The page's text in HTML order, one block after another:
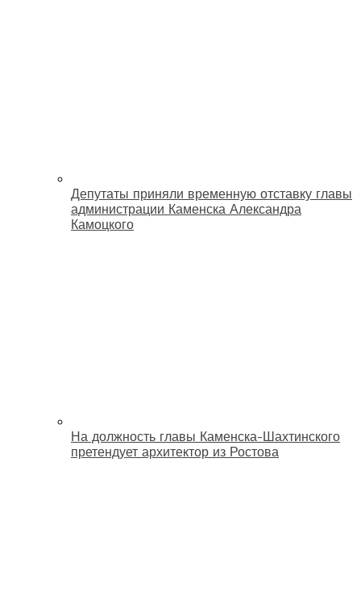
Депутаты приняли временную отставку главы
администрации Каменска Александра
Камоцкого
На должность главы Каменска-Шахтинского
претендует архитектор из Ростова